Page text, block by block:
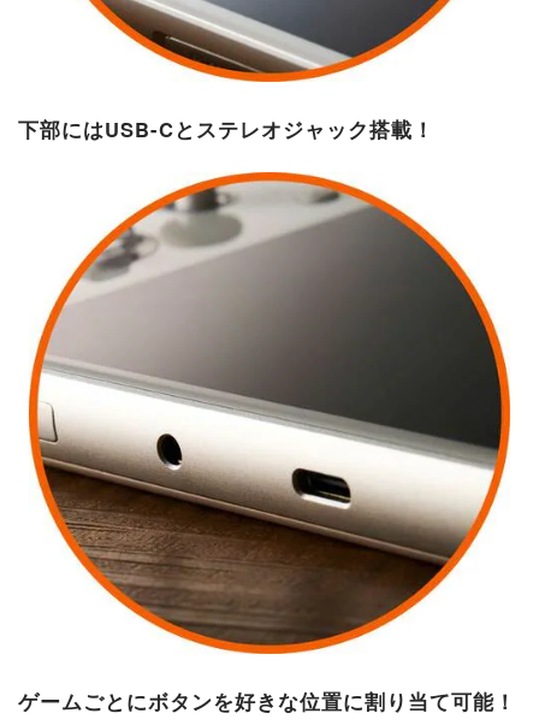
下部にはUSB-Cとステレオジャック搭載！
ゲームごとにボタンを好きな位置に割り当て可能！